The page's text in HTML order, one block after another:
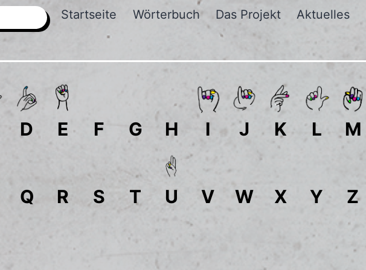
Startseite Wörterbuch Das Projekt Aktuelles
D E F G H I J K L M
Q R S T U V W X Y Z